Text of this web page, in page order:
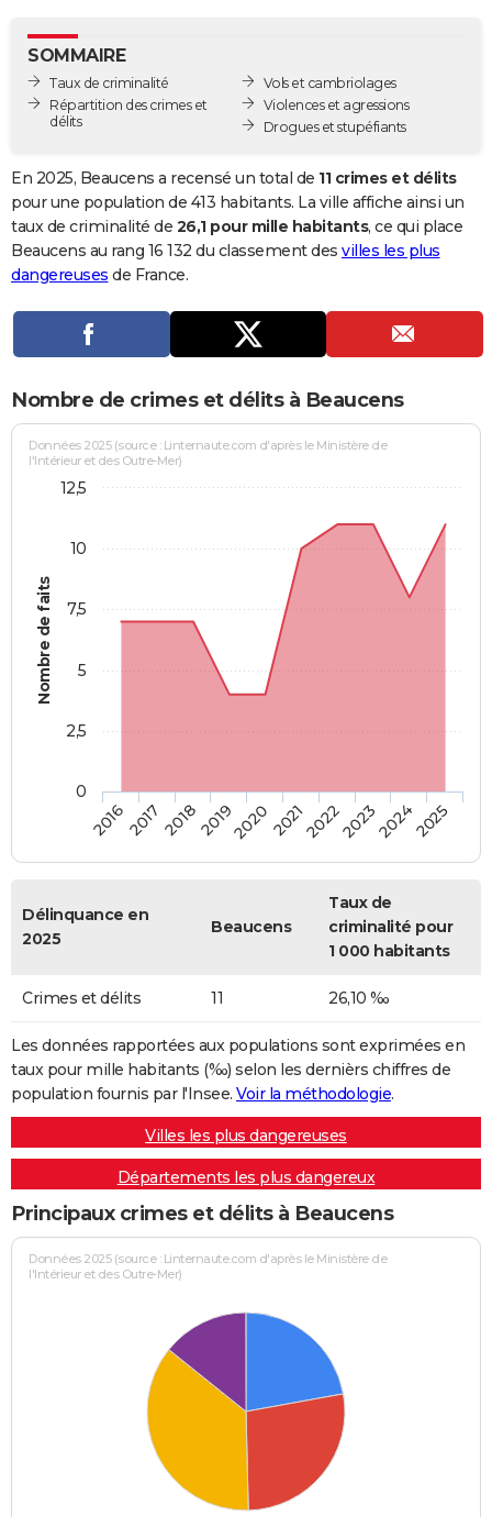
GUIDES D'ACHAT
BONS PLANS
Carte de Noël
Carte Bonne année
Carte Saint-Valentin
Carte Pâques
Carte d'anniversaire
DICTIONNAIRE
Dictionnaire
Biographies
Citations
Expressions
Proverbes
PROGRAMME TV
Se connecter
Entreprises
Service militaire
Avis de recherche
AVIS DE DÉCÈS
Bricolage
Lifestyle
Culture
Sport
Auto
Television
Voyage
Cinema
SOMMAIRE
Taux de criminalité
Répartition des crimes et
délits
Vols et cambriolages
Violences et agressions
Drogues et stupéfiants
En 2025, Beaucens a recensé un total de 11 crimes et délits
pour une population de 413 habitants. La ville affiche ainsi un
taux de criminalité de 26,1 pour mille habitants, ce qui place
Beaucens au rang 16 132 du classement des villes les plus
dangereuses de France.
Nombre de crimes et délits à Beaucens
Nombre de faits
Données 2025 (source : Linternaute.com d'après le Ministère de
l'Intérieur et des Outre-Mer)
2016201720182019202020212022202320242025
0
2,5
5
7,5
10
12,5
Délinquance en
2025
Beaucens
Taux de
criminalité pour
1 000 habitants
Crimes et délits 11 26,10 ‰
Les données rapportées aux populations sont exprimées en
taux pour mille habitants (‰) selon les dernièrs chiffres de
population fournis par l'Insee. Voir la méthodologie.
Villes les plus dangereuses
Départements les plus dangereux
Principaux crimes et délits à Beaucens
Données 2025 (source : Linternaute.com d'après le Ministère de
l'Intérieur et des Outre-Mer)